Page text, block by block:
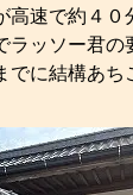
速で約４０
ッソー君の
でに結構あ